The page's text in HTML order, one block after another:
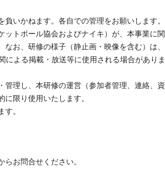
いかねます。各自での管理をお願いします。
ットボール協会およびナイキ）が、本事業に関
お、研修の様子（静止画・映像を含む）は、
よる掲載・放送等に使用される場合がありま
管理し、本研修の運営（参加者管理、連絡、資
限り使用いたします。
。
お問合せください。